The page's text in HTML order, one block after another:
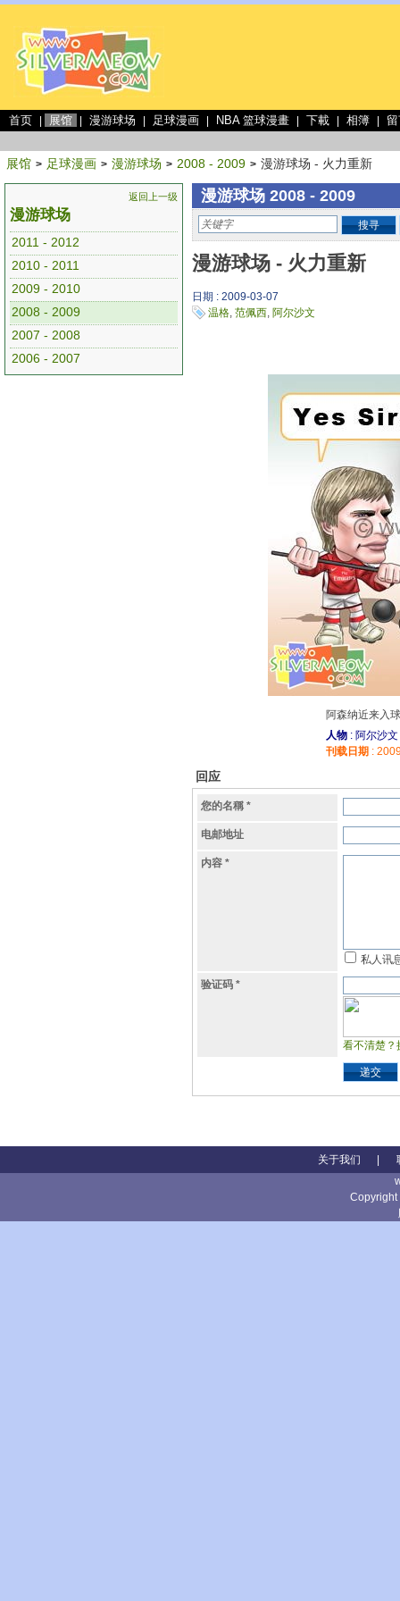
首页 展馆 漫游球场 足球漫画 NBA 篮球漫畫 下載 相簿
展馆 > 足球漫画 > 漫游球场 > 2008 - 2009 > 漫游球场 - 火力重新
返回上一级
漫游球场
2011 - 2012
2010 - 2011
2009 - 2010
2008 - 2009
2007 - 2008
2006 - 2007
漫游球场 2008 - 2009
搜寻
漫游球场 - 火力重新
日期 : 2009-03-07
温格, 范佩西, 阿尔沙文
阿森纳近来入
人物 : 阿尔沙
刊载日期 :
回应
您的名稱 *
电邮地址
内容 *
私人讯
验证码 *
看不清楚？
递交
关于我们